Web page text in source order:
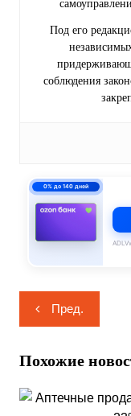
Под его
соблюдения
0% до 140 дней
Навигация
по
записям
Пред.
Похожие